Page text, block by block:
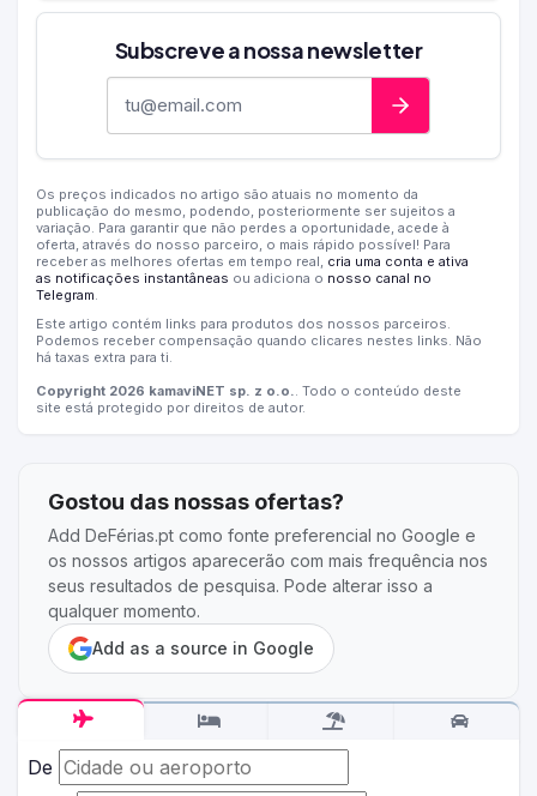
De
Subscreve a nossa newsletter
Os preços indicados no artigo são atuais no momento da
publicação do mesmo, podendo, posteriormente ser sujeitos a
variação. Para garantir que não perdes a oportunidade, acede à
oferta, através do nosso parceiro, o mais rápido possível! Para
receber as melhores ofertas em tempo real, cria uma conta e ativa
as notificações instantâneas ou adiciona o nosso canal no
Telegram.
Este artigo contém links para produtos dos nossos parceiros.
Podemos receber compensação quando clicares nestes links. Não
há taxas extra para ti.
Copyright 2026 kamaviNET sp. z o.o.. Todo o conteúdo deste
site está protegido por direitos de autor.
Gostou das nossas ofertas?
Add DeFérias.pt como fonte preferencial no Google e
os nossos artigos aparecerão com mais frequência nos
seus resultados de pesquisa. Pode alterar isso a
qualquer momento.
Add as a source in Google